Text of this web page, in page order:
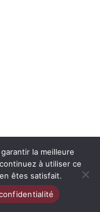
la meilleure
à utiliser ce
êtes satisfait.